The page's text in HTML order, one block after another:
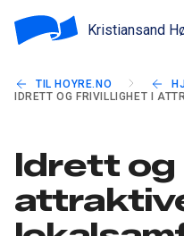
Kristiansand
TIL HOYRE.NO
IDRETT OG FRIVILLIGHET I
Idrett og